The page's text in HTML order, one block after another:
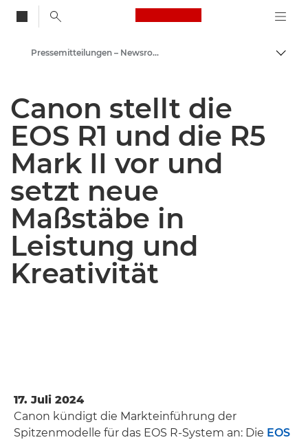
Canon Logo, back
Auf
Newsroom
Pressemitteilungen – Newsroom
Canon stellt die
EOS R1 und die R5
Mark II vor und
setzt neue
Maßstäbe in
Leistung und
Kreativität
17. Juli 2024
Canon kündigt die Markteinführung der
Spitzenmodelle für das EOS R-System an: Die EOS